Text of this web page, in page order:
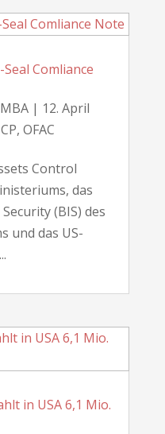
Comliance
| 12. April
, OFAC
Control
das
(BIS) des
und das US-
in USA 6,1 Mio.